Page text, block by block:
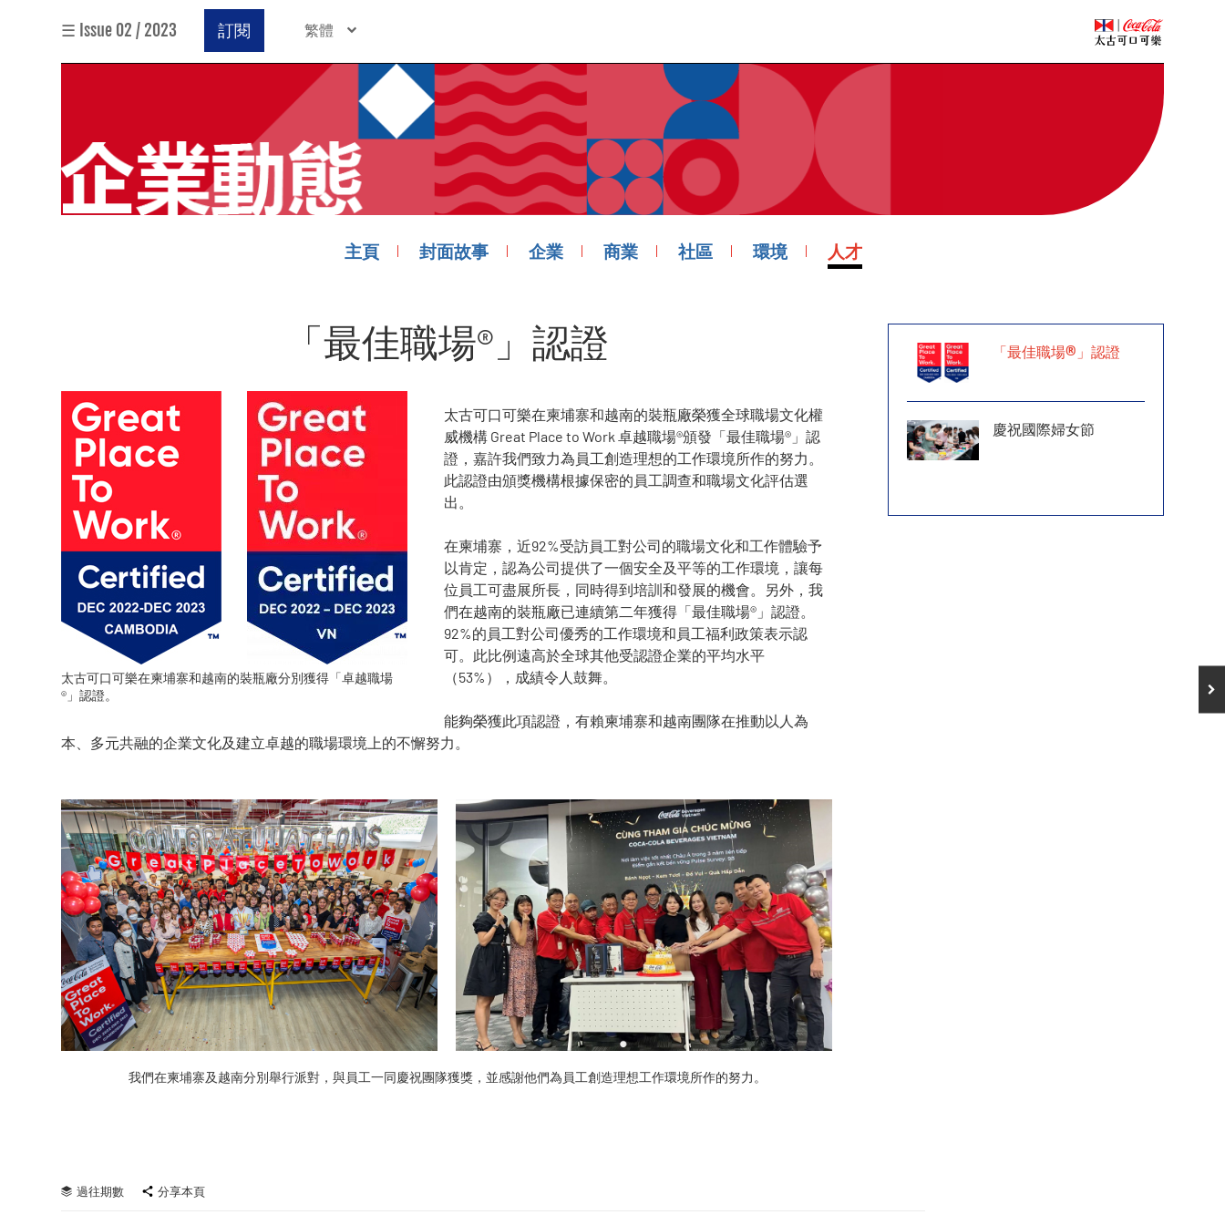
☰ Issue 02 / 2023 訂閱 繁體
主頁 封面故事 企業 商業 社區 環境 人才
「最佳職場®」認證
太古可口可樂在柬埔寨和越南的裝瓶廠分別獲得「卓越職場
®」認證。
太古可口可樂在柬埔寨和越南的裝瓶廠榮獲全球職場文化權
威機構 Great Place to Work 卓越職場®頒發「最佳職場®」認
證，嘉許我們致力為員工創造理想的工作環境所作的努力。
此認證由頒獎機構根據保密的員工調查和職場文化評估選
出。
在柬埔寨，近92%受訪員工對公司的職場文化和工作體驗予
以肯定，認為公司提供了一個安全及平等的工作環境，讓每
位員工可盡展所長，同時得到培訓和發展的機會。另外，我
們在越南的裝瓶廠已連續第二年獲得「最佳職場®」認證。
92%的員工對公司優秀的工作環境和員工福利政策表示認
可。此比例遠高於全球其他受認證企業的平均水平
（53%），成績令人鼓舞。
能夠榮獲此項認證，有賴柬埔寨和越南團隊在推動以人為
本、多元共融的企業文化及建立卓越的職場環境上的不懈努力。
我們在柬埔寨及越南分別舉行派對，與員工一同慶祝團隊獲獎，並感謝他們為員工創造理想工作環境所作的努力。
「最佳職場®」認證
慶祝國際婦女節
過往期數 分享本頁